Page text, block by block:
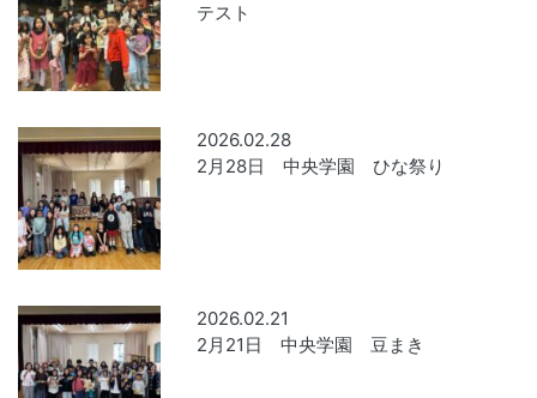
テスト
2026.02.28
2月28日 中央学園 ひな祭り
2026.02.21
2月21日 中央学園 豆まき